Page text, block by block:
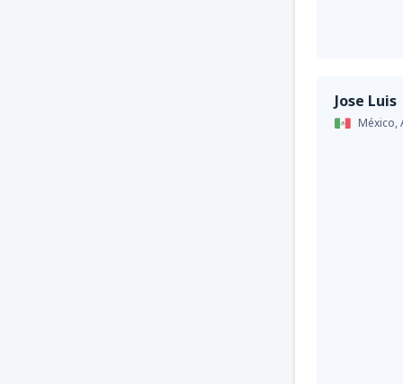
Jose Luis
México,